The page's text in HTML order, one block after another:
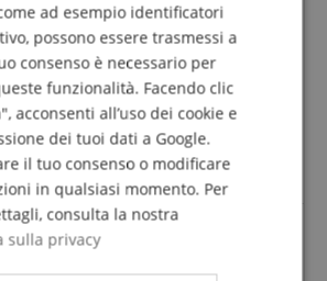
J.il 16.11.2019
stata tradotta automaticamente. Lingua
mia sorella.
ad esempio identificatori
possono essere trasmessi a
consenso è necessario per
funzionalità. Facendo clic
acconsenti all’uso dei cookie e
dei tuoi dati a Google.
il tuo consenso o modificare
in qualsiasi momento. Per
consulta la nostra
sulla privacy